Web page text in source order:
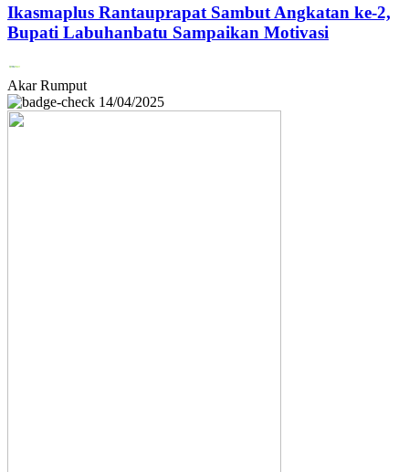
Ikasmaplus Rantauprapat Sambut Angkatan ke-2,
Bupati Labuhanbatu Sampaikan Motivasi
Akar Rumput
14/04/2025